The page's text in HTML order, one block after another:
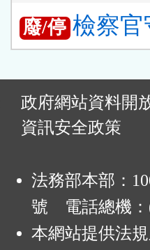
廢/停 檢察官
政府網站資料開
資訊安全政策
法務部本部：
號 電話總機：
本網站提供法